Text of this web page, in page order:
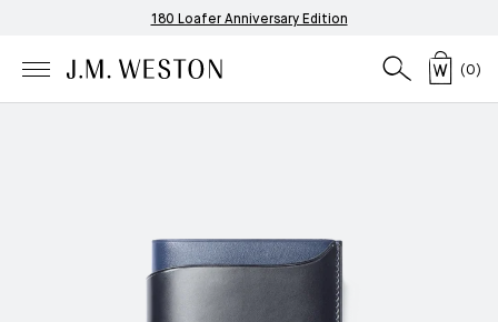
180 Loafer Anniversary Edition
(0)